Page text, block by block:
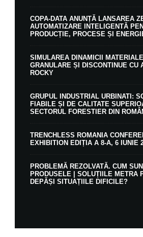
COPA-DATA ANUNȚĂ LANSAREA
AUTOMATIZARE INTELIGENTĂ
PRODUCȚIE, PROCESE ȘI
SIMULAREA DINAMICII
GRANULARE ȘI DISCONTINUE CU
ROCKY
GRUPUL INDUSTRIAL URBINATI:
FIABILE ȘI DE CALITATE
SECTORUL FORESTIER DIN
TRENCHLESS ROMANIA
EXHIBITION EDIȚIA A 8-A, 6 IUNIE
PROBLEMĂ REZOLVATĂ. CUM
PRODUSELE | SOLUȚIILE METRA
DEPĂȘI SITUAȚIILE DIFICILE?